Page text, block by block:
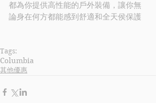
都為你提供高性能的戶外裝備，讓你無
論身在何方都能感到舒適和全天侯保護
Tags:
Columbia
其他優惠